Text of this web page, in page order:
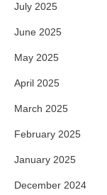
July 2025
June 2025
May 2025
April 2025
March 2025
February 2025
January 2025
December 2024